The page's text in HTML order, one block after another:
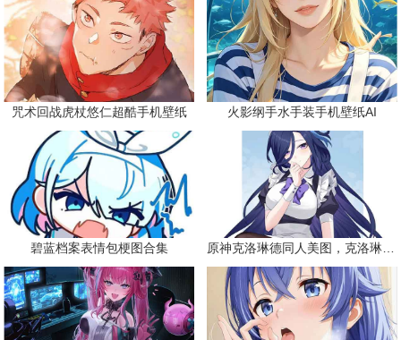
咒术回战虎杖悠仁超酷手机壁纸 火影纲手水手装手机壁纸AI
碧蓝档案表情包梗图合集